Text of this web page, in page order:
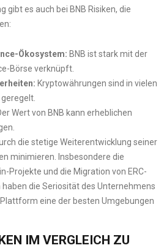
gibt es auch bei BNB Risiken, die
Ökosystem: BNB ist stark mit der
Börse verknüpft.
Kryptowährungen sind in vielen
Wert von BNB kann erheblichen
die stetige Weiterentwicklung seiner
minimieren. Insbesondere die
Projekte und die Migration von ERC-
die Seriosität des Unternehmens
eine der besten Umgebungen
IM VERGLEICH ZU